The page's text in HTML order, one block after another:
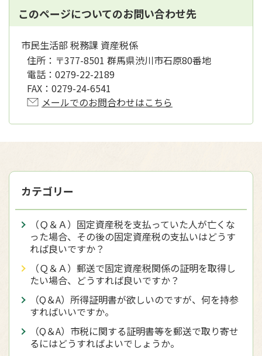
このページについてのお問い合わせ先
市民生活部 税務課 資産税係
住所： 〒377-8501 群馬県渋川市石原80番地
電話： 0279-22-2189
FAX： 0279-24-6541
メールでのお問合わせはこちら
カテゴリー
（Ｑ＆Ａ）固定資産税を支払っていた人が亡くな
った場合、その後の固定資産税の支払いはどうす
れば良いですか？
（Ｑ＆Ａ）郵送で固定資産税関係の証明を取得し
たい場合、どうすれば良いですか？
（Q＆A）所得証明書が欲しいのですが、何を持参
すればいいですか。
（Q＆A）市税に関する証明書等を郵送で取り寄せ
るにはどうすればよいでしょうか。